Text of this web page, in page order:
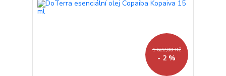
1 622,00 Kč
- 2 %